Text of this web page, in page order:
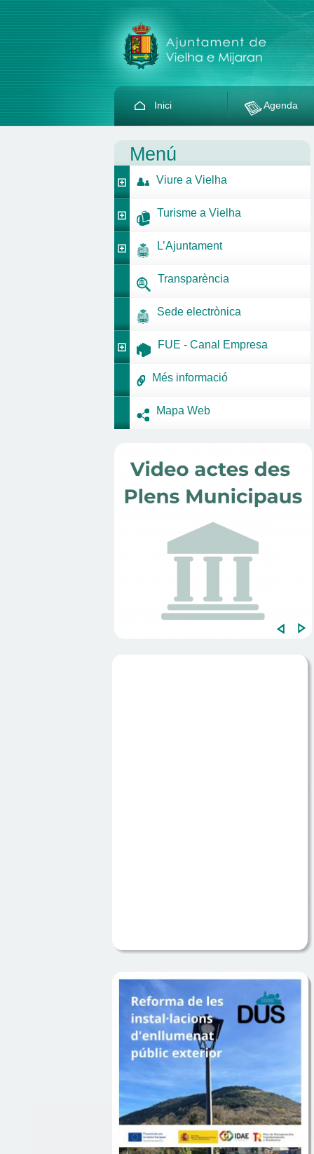
Inici Agenda
Menú
Viure a Vielha
Turisme a Vielha
L’Ajuntament
Transparència
Sede electrònica
FUE - Canal Empresa
Més informació
Mapa Web